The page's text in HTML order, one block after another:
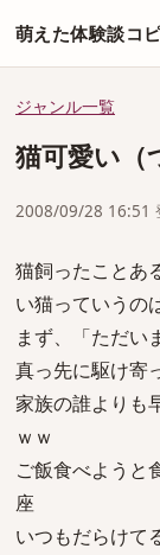
萌えた体験談コ
ジャンル一覧
猫可愛い（
2008/09/28 16:51
猫飼ったことあ
い猫っていうの
まず、「ただい
真っ先に駆け寄
家族の誰よりも
ｗｗ
ご飯食べようと
座
いつもだらけて